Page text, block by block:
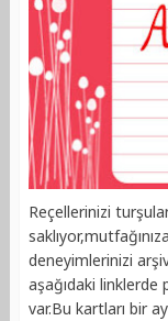
Reçellerinizi
deneyimlerinizi
aşağıdaki
var.Bu kartları bir